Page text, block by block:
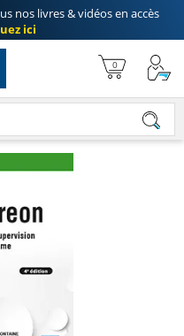
nos livres & vidéos en accès
ici